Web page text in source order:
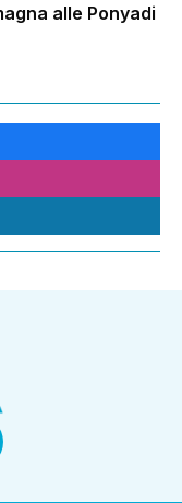
alle Ponyadi